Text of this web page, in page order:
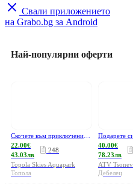
Свали приложението
на Grabo.bg за Android
Най-популярни оферти
22.00€
43.03лв
248
Topola Skies Aquapark
Топола
40.00€
78.23лв
ATV
Дебелец